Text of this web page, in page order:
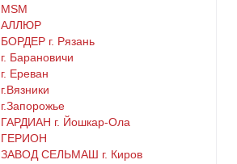
MSM
АЛЛЮР
БОРДЕР г. Рязань
г. Барановичи
г. Ереван
г.Вязники
г.Запорожье
ГАРДИАН г. Йошкар-Ола
ГЕРИОН
ЗАВОД СЕЛЬМАШ г. Киров